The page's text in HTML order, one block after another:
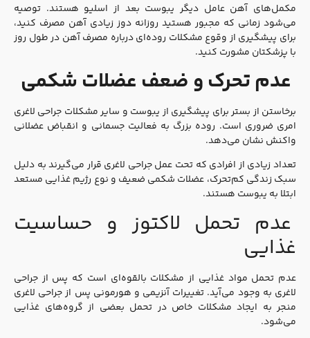
مکمل‌های آهن عامل دیگر یبوست بعد از اسلیو هستند. توصیه
می‌شود زمانی که مجبور هستید روزانه دوز زیادی آهن مصرف کنید،
برای پیشگیری از وقوع مشکلات روده‌ای درباره مصرف آهن در طول روز
با پزشکتان مشورت کنید.
عدم تحرک و ضعف عضلات شکمی
برخاستن از بستر برای پیشگیری از یبوست و سایر مشکلات جراحی لاغری
امری ضروری است. روده بزرگ به فعالیت جسمانی و انقباض عضلانی
واکنش نشان می‌دهد.
تعداد زیادی از افرادی که تحت عمل جراحی لاغری قرار می‌گیرند به دلیل
سبک زندگی کم‌تحرک، عضلات شکمی ضعیف و نوع رژیم غذایی مستعد
ابتلا به یبوست هستند.
عدم تحمل لاکتوز و حساسیت
غذایی
عدم تحمل مواد غذایی از مشکلات بالقوه‌ای است که پس از جراحی
لاغری به وجود می‌آید. تغییرات آنزیمی و هورمونی پس از جراحی لاغری
منجر به ایجاد مشکلات خاص در تحمل بعضی از گروه‌های غذایی
می‌شود.